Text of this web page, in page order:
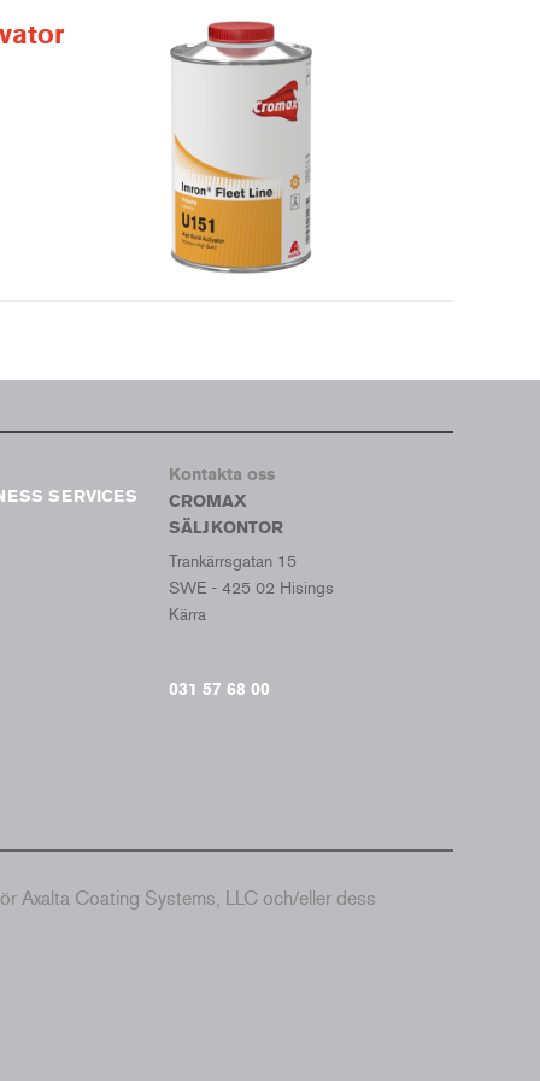
SERVICES
Kontakta oss
CROMAX
SÄLJKONTOR
Trankärrsgatan 15
SWE - 425 02 Hisings
Kärra
031 57 68 00
Axalta Coating Systems, LLC och/eller dess